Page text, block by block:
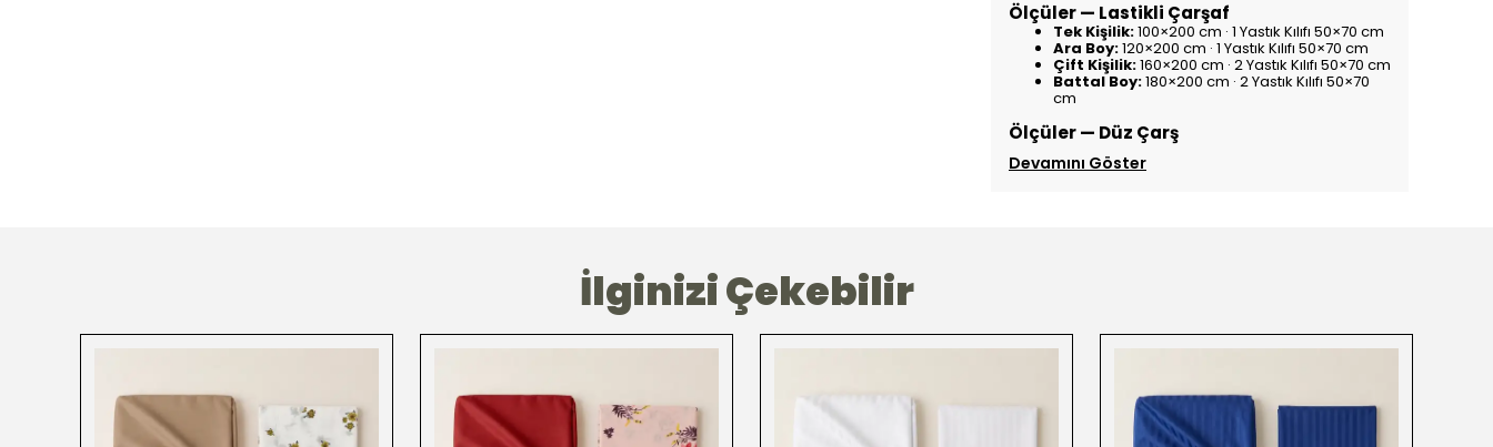
Ölçüler — Lastikli Çarşaf
Tek Kişilik:100×200 cm · 1 Yastık Kılıfı 50×70 cm
Ara Boy:120×200 cm · 1 Yastık Kılıfı 50×70 cm
Çift Kişilik:160×200 cm · 2 Yastık Kılıfı 50×70 cm
Battal Boy:180×200 cm · 2 Yastık Kılıfı 50×70
cm
Ölçüler — Düz Çarş
Devamını Göster
İlginizi Çekebilir